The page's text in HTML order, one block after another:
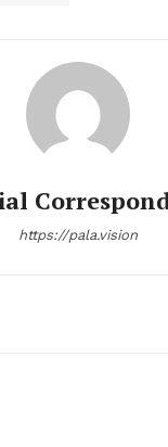
https://pala.vision